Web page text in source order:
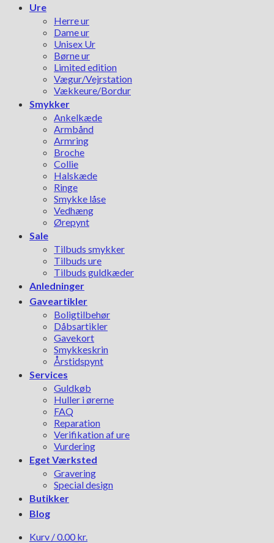
Ure
Herre ur
Dame ur
Unisex Ur
Børne ur
Limited edition
Vægur/Vejrstation
Vækkeure/Bordur
Smykker
Ankelkæde
Armbånd
Armring
Broche
Collie
Halskæde
Ringe
Smykke låse
Vedhæng
Ørepynt
Sale
Tilbuds smykker
Tilbuds ure
Tilbuds guldkæder
Anledninger
Gaveartikler
Boligtilbehør
Dåbsartikler
Gavekort
Smykkeskrin
Årstidspynt
Services
Guldkøb
Huller i ørerne
FAQ
Reparation
Verifikation af ure
Vurdering
Eget Værksted
Gravering
Special design
Butikker
Blog
Kurv /0.00 kr.